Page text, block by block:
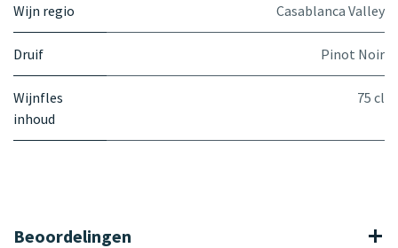
Wijn regio Casablanca Valley
Druif Pinot Noir
Wijnfles
inhoud
75 cl
Beoordelingen